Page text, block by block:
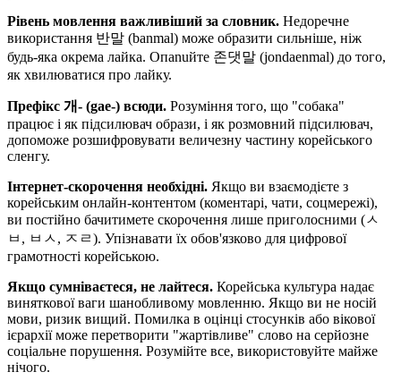
Рівень мовлення важливіший за словник. Недоречне
використання 반말 (banmal) може образити сильніше, ніж
будь-яка окрема лайка. Опanuйте 존댓말 (jondaenmal) до того,
як хвилюватися про лайку.
Префікс 개- (gae-) всюди. Розуміння того, що "собака"
працює і як підсилювач образи, і як розмовний підсилювач,
допоможе розшифровувати величезну частину корейського
сленгу.
Інтернет-скорочення необхідні. Якщо ви взаємодієте з
корейським онлайн-контентом (коментарі, чати, соцмережі),
ви постійно бачитимете скорочення лише приголосними (ㅅ
ㅂ, ㅂㅅ, ㅈㄹ). Упізнавати їх обов'язково для цифрової
грамотності корейською.
Якщо сумніваєтеся, не лайтеся. Корейська культура надає
виняткової ваги шанобливому мовленню. Якщо ви не носій
мови, ризик вищий. Помилка в оцінці стосунків або вікової
ієрархії може перетворити "жартівливе" слово на серйозне
соціальне порушення. Розумійте все, використовуйте майже
нічого.